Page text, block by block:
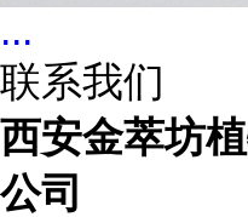
...
联系我们
西安金萃坊
公司